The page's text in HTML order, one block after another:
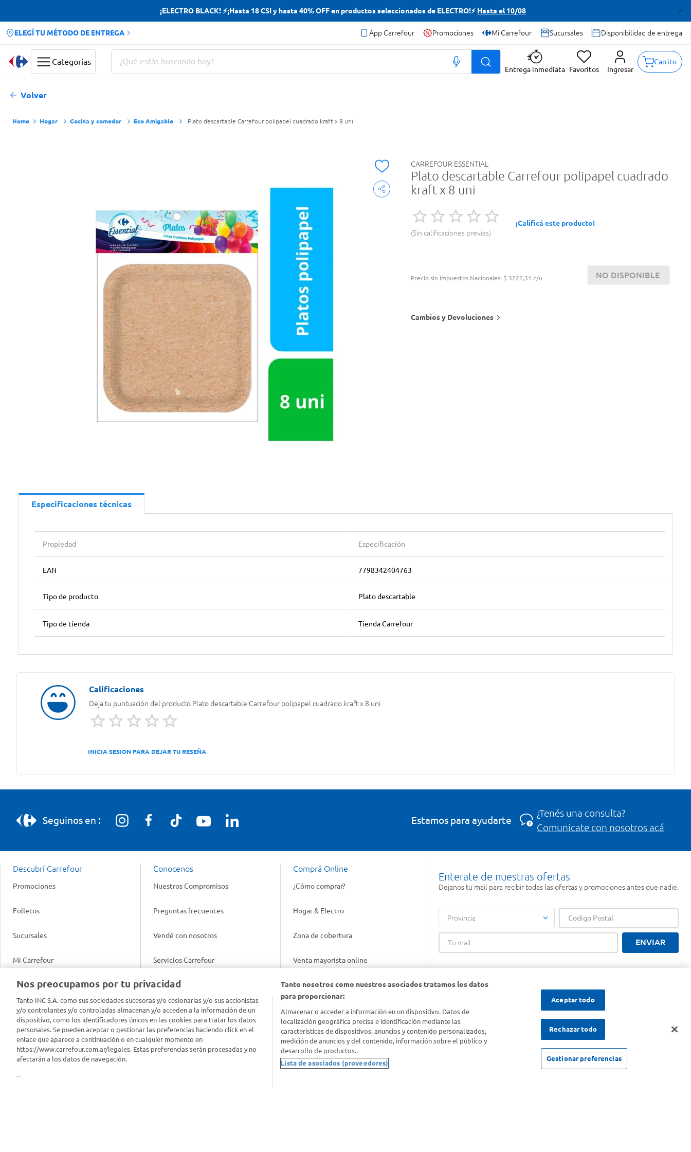
¡ELECTRO BLACK! ⚡¡Hasta 18 CSI y hasta 40% OFF en productos seleccionados de ELECTRO!⚡ Hasta el 10/08
ELEGÍ TU MÉTODO DE ENTREGA App Carrefour Promociones Mi Carrefour Sucursales Disponibilidad de entrega
Categorías
¿Qué estás buscando hoy?
Entrega inmediata Favoritos Ingresar
Carrito
Volver
Hogar Cocina y comedor Eco Amigable Plato descartable Carrefour polipapel cuadrado kraft x 8 uni
CARREFOUR ESSENTIAL
Plato descartable Carrefour polipapel cuadrado
kraft x 8 uni
Sin calificaciones previas
¡Calificá este producto!
Precio sin Impuestos Nacionales: $ 3222,31 c/u NO DISPONIBLE
Cambios y Devoluciones
Especificaciones técnicas
Propiedad Especificación
EAN 7798342404763
Tipo de producto Plato descartable
Tipo de tienda Tienda Carrefour
Deja tu puntuación del producto Plato descartable Carrefour polipapel cuadrado kraft x 8 uni
INICIA SESION PARA DEJAR TU RESEÑA
Seguinos en : Estamos para ayudarte
¿Tenés una consulta?
Comunicate con nosotros acá
Descubrí Carrefour
Promociones
Folletos
Sucursales
Mi Carrefour
Productos Carrefour
Tarjeta Mi Carrefour
Panel Carrefour
Puntos Verdes
Conocenos
Nuestros Compromisos
Preguntas frecuentes
Vendé con nosotros
Servicios Carrefour
Info útil
Tasas de interés
Contacto
Comprá Online
¿Cómo comprar?
Hogar & Electro
Zona de cobertura
Venta mayorista online
Gift cards empresariales
Enterate de nuestras ofertas
Dejanos tu mail para recibir todas las ofertas y promociones antes que nadie.
Provincia
ENVIAR
Nos preocupamos por tu privacidad
Tanto INC S.A. como sus sociedades sucesoras y/o cesionarias y/o sus accionistas
y/o controlantes y/o controladas almacenan y/o acceden a la información de un
dispositivo, como los identificadores únicos en las cookies para tratar los datos
personales. Se pueden aceptar o gestionar las preferencias haciendo click en el
enlace que aparece a continuación o en cualquier momento en
https://www.carrefour.com.ar/legales. Estas preferencias serán procesadas y no
afectarán a los datos de navegación.
--
Tanto nosotros como nuestros asociados tratamos los datos
para proporcionar:
Almacenar o acceder a información en un dispositivo. Datos de
localización geográfica precisa e identificación mediante las
características de dispositivos. anuncios y contenido personalizados,
medición de anuncios y del contenido, información sobre el público y
desarrollo de productos..
Lista de asociados (proveedores)
Aceptar todo
Rechazar todo
Gestionar preferencias
Términos más buscados